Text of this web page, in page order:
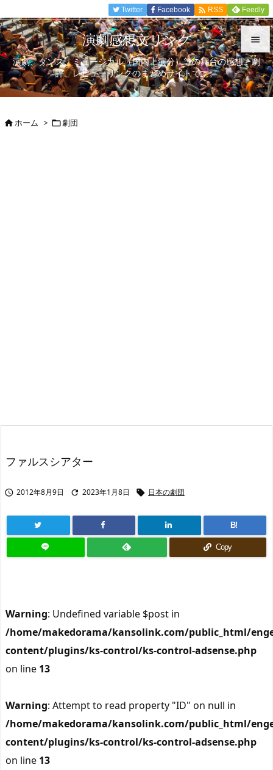


メニュ

Twitter Facebook  RSS Feedly
演劇感想文リンク
演劇、ダンス、ミュージカル（国内上演分）等の舞台の感想、劇
評、レビューリンクのまとめサイトです。
ホーム > 劇団
ファルスシアター
 2012年8月9日  2023年1月8日  日本の劇団
B!
Copy
Warning: Undefined variable $post in
/home/makedorama/kansolink.com/public_html/
content/plugins/ks-control/ks-control-adsense.php
on line 13
Warning: Attempt to read property "ID" on null in
/home/makedorama/kansolink.com/public_html/
content/plugins/ks-control/ks-control-adsense.php
on line 13